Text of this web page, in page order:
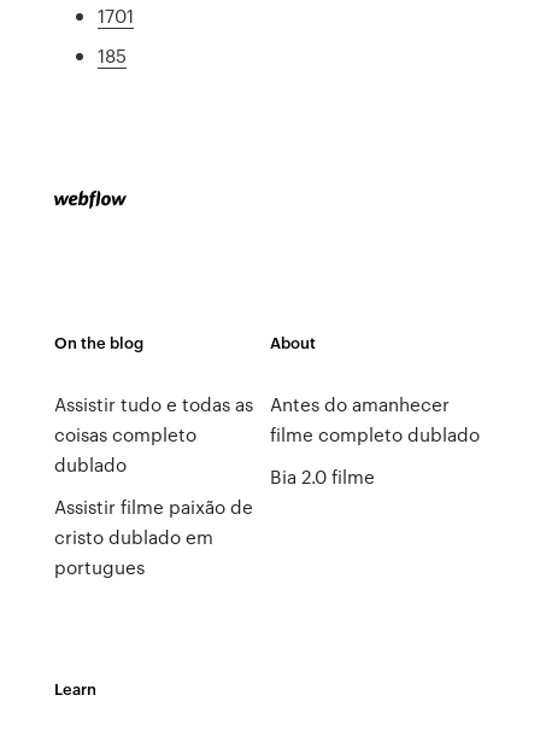
1701
185
On the blog
Assistir tudo e todas as
coisas completo
dublado
Assistir filme paixão de
cristo dublado em
portugues
About
Antes do amanhecer
filme completo dublado
Bia 2.0 filme
Learn